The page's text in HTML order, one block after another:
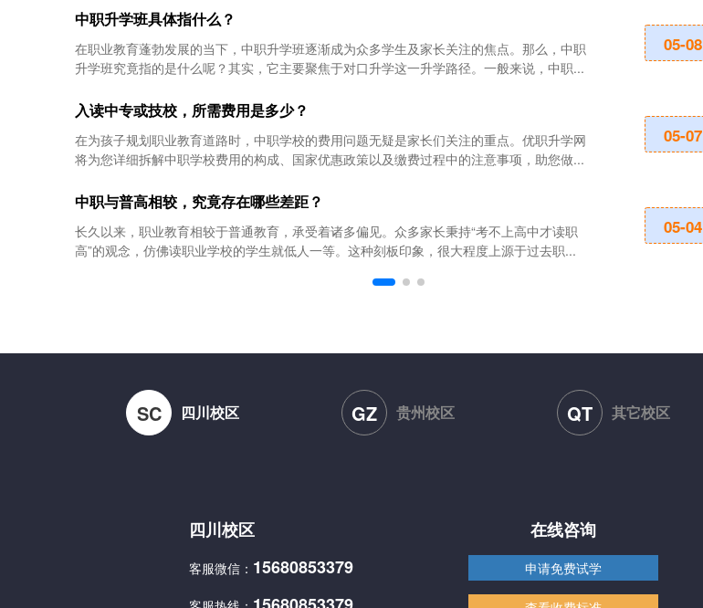
中职升学班具体指什么？
在职业教育蓬勃发展的当下，中职升学班逐渐成为众多学生及家长关注的焦点。那么，中职
升学班究竟指的是什么呢？其实，它主要聚焦于对口升学这一升学路径。一般来说，中职...
05-08
入读中专或技校，所需费用是多少？
在为孩子规划职业教育道路时，中职学校的费用问题无疑是家长们关注的重点。优职升学网
将为您详细拆解中职学校费用的构成、国家优惠政策以及缴费过程中的注意事项，助您做...
05-07
中职与普高相较，究竟存在哪些差距？
长久以来，职业教育相较于普通教育，承受着诸多偏见。众多家长秉持“考不上高中才读职
高”的观念，仿佛读职业学校的学生就低人一等。这种刻板印象，很大程度上源于过去职...
05-04
SC 四川校区 GZ 贵州校区 QT 其它校区
四川校区
客服微信： 15680853379
在线咨询
申请免费试学